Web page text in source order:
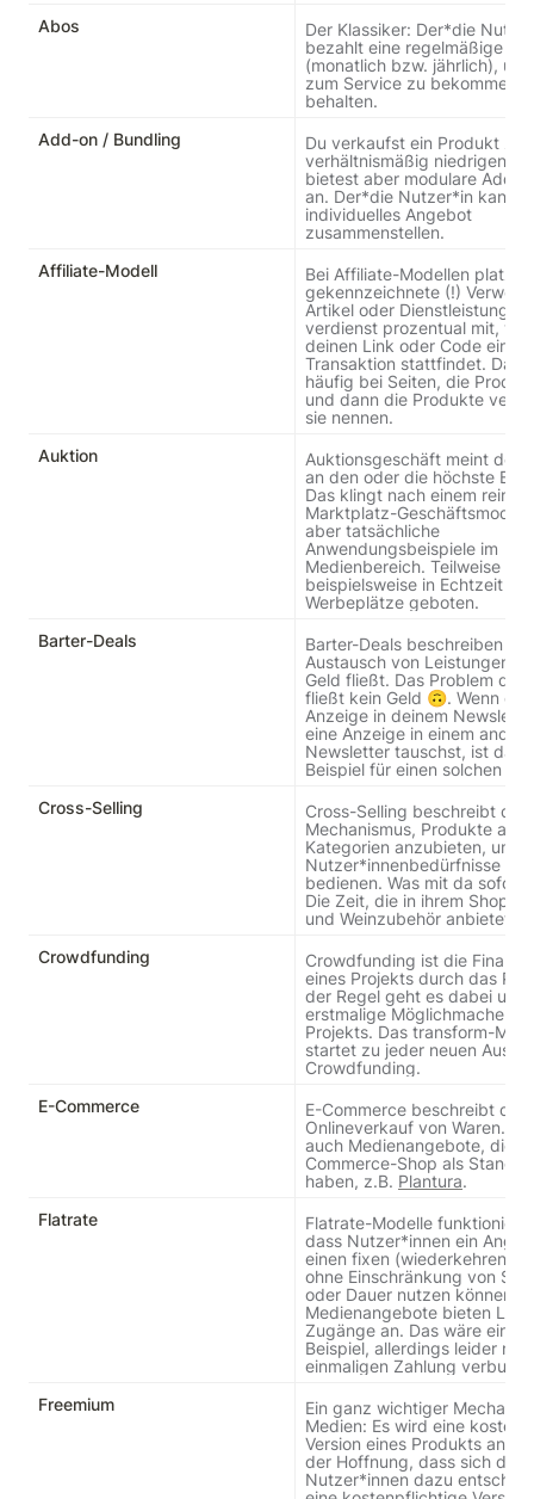
Abos
Der Klassiker: Der*die
bezahlt eine regelmäßige
(monatlich bzw. jährlich), um
zum Service zu bekommen
behalten.
Add-on / Bundling
Du verkaufst ein Produkt zu
verhältnismäßig niedrigen
bietest aber modulare Add-
an. Der*die Nutzer*in kann
individuelles Angebot
zusammenstellen.
Affiliate-Modell
Bei Affiliate-Modellen
gekennzeichnete (!)
Artikel oder Dienstleistungen
verdienst prozentual mit,
deinen Link oder Code eine
Transaktion stattfindet. Das
häufig bei Seiten, die
und dann die Produkte
sie nennen.
Auktion
Auktionsgeschäft meint den
an den oder die höchste
Das klingt nach einem reinen
Marktplatz-
aber tatsächliche
Anwendungsbeispiele im
Medienbereich. Teilweise
beispielsweise in Echtzeit auf
Werbeplätze geboten.
Barter-Deals
Barter-Deals beschreiben
Austausch von Leistungen,
Geld fließt. Das Problem
fließt kein Geld 🙃. Wenn du
Anzeige in deinem
eine Anzeige in einem
Newsletter tauschst, ist das
Beispiel für einen solchen
Cross-Selling
Cross-Selling beschreibt den
Mechanismus, Produkte aus
Kategorien anzubieten, um
Nutzer*innenbedürfnisse zu
bedienen. Was mit da sofort
Die Zeit, die in ihrem Shop
und Weinzubehör anbietet.
Crowdfunding
Crowdfunding ist die
eines Projekts durch das
der Regel geht es dabei um
erstmalige Möglichmachen
Projekts. Das transform-
startet zu jeder neuen
Crowdfunding.
E-Commerce
E-Commerce beschreibt den
Onlineverkauf von Waren.
auch Medienangebote, die
Commerce-Shop als
haben, z.B. Plantura.
Flatrate
Flatrate-Modelle
dass Nutzer*innen ein
einen fixen
ohne Einschränkung von
oder Dauer nutzen können.
Medienangebote bieten
Zugänge an. Das wäre ein
Beispiel, allerdings leider nur
einmaligen Zahlung
Freemium
Ein ganz wichtiger
Medien: Es wird eine
Version eines Produkts
der Hoffnung, dass sich die
Nutzer*innen dazu